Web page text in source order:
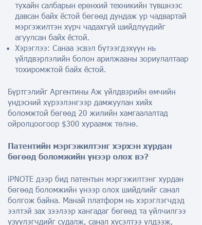
тухайн салбарын ерөнхий техникийн түвшнээс
давсан байх ёстой бөгөөд дундаж ур чадвартай
мэргэжилтэн хүрч чадахгүй шийдлүүдийг
агуулсан байх ёстой.
Хэрэглээ: Санаа эсвэл бүтээгдэхүүн нь
үйлдвэрлэлийн болон арилжааны зориулалтаар
тохиромжтой байх ёстой.
Бүртгэлийг Аргентины Аж үйлдвэрийн өмчийн
үндэсний хүрээлэнгээр дамжуулан хийх
боломжтой бөгөөд 20 жилийн хамгаалалтад
ойролцоогоор $300 хураамж төлнө.
Патентийн мэргэжилтэнг хэрхэн хурдан
бөгөөд боломжийн үнээр олох вэ?
iPNOTE дээр бид патентын мэргэжилтэнг хурдан
бөгөөд боломжийн үнээр олох шийдлийг санал
болгож байна. Манай платформ нь хэрэглэгчдэд
ээлтэй зах зээлээр хангадаг бөгөөд та үйлчилгээ
үзүүлэгчдийг судалж, санал хүсэлтээ үлдээж,